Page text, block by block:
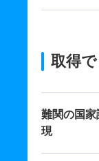
取得
難関の国
現